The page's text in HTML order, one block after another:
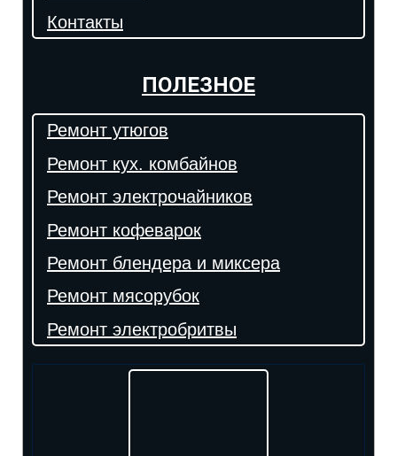
Контакты
ПОЛЕЗНОЕ
Ремонт утюгов
Ремонт кух. комбайнов
Ремонт электрочайников
Ремонт кофеварок
Ремонт блендера и миксера
Ремонт мясорубок
Ремонт электробритвы